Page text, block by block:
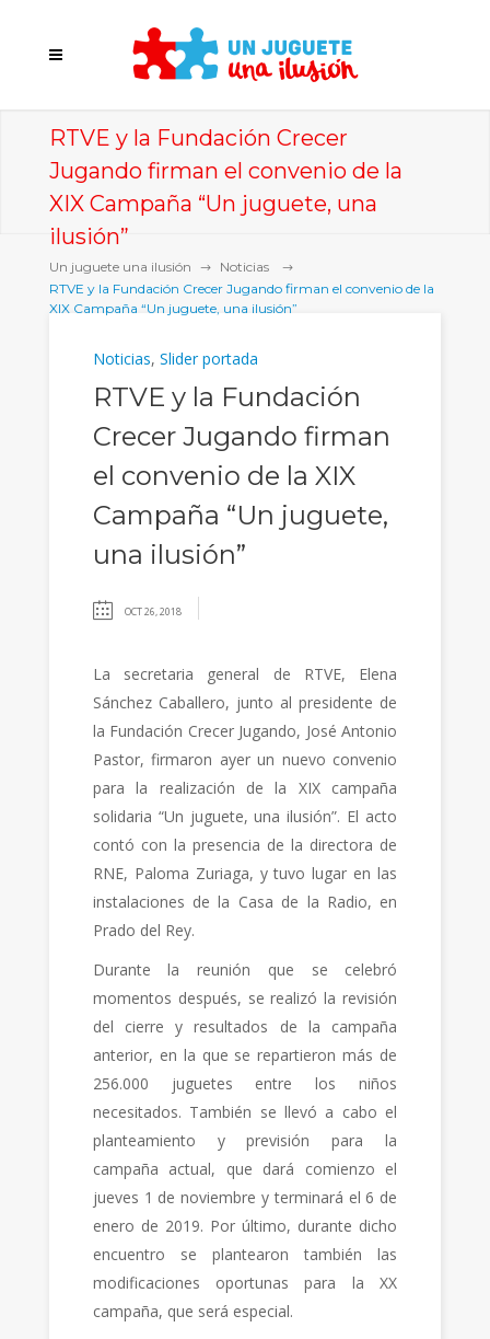
RTVE y la Fundación Crecer
Jugando firman el convenio de la
XIX Campaña “Un juguete, una
ilusión”
Un juguete una ilusión
Noticias
RTVE y la Fundación Crecer Jugando firman el convenio de la
XIX Campaña “Un juguete, una ilusión”
Noticias, Slider portada
RTVE y la Fundación
Crecer Jugando firman
el convenio de la XIX
Campaña “Un juguete,
una ilusión”
OCT 26, 2018
La secretaria general de RTVE, Elena
Sánchez Caballero, junto al presidente de
la Fundación Crecer Jugando, José Antonio
Pastor, firmaron ayer un nuevo convenio
para la realización de la XIX campaña
solidaria “Un juguete, una ilusión”. El acto
contó con la presencia de la directora de
RNE, Paloma Zuriaga, y tuvo lugar en las
instalaciones de la Casa de la Radio, en
Prado del Rey.
Durante la reunión que se celebró
momentos después, se realizó la revisión
del cierre y resultados de la campaña
anterior, en la que se repartieron más de
256.000 juguetes entre los niños
necesitados. También se llevó a cabo el
planteamiento y previsión para la
campaña actual, que dará comienzo el
jueves 1 de noviembre y terminará el 6 de
enero de 2019. Por último, durante dicho
encuentro se plantearon también las
modificaciones oportunas para la XX
campaña, que será especial.